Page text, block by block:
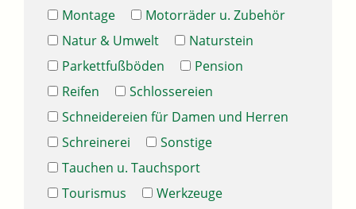
Montage
Motorräder u. Zubehör
Natur & Umwelt
Naturstein
Parkettfußböden
Pension
Reifen
Schlossereien
Schneidereien für Damen und Herren
Schreinerei
Sonstige
Tauchen u. Tauchsport
Tourismus
Werkzeuge